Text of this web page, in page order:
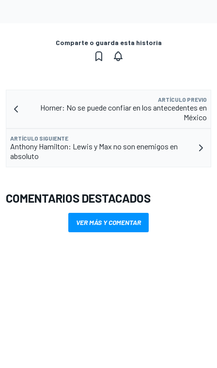
Comparte o guarda esta historia
ARTÍCULO PREVIO
Horner: No se puede confiar en los antecedentes en
México
ARTÍCULO SIGUIENTE
Anthony Hamilton: Lewis y Max no son enemigos en
absoluto
COMENTARIOS DESTACADOS
VER MÁS Y COMENTAR